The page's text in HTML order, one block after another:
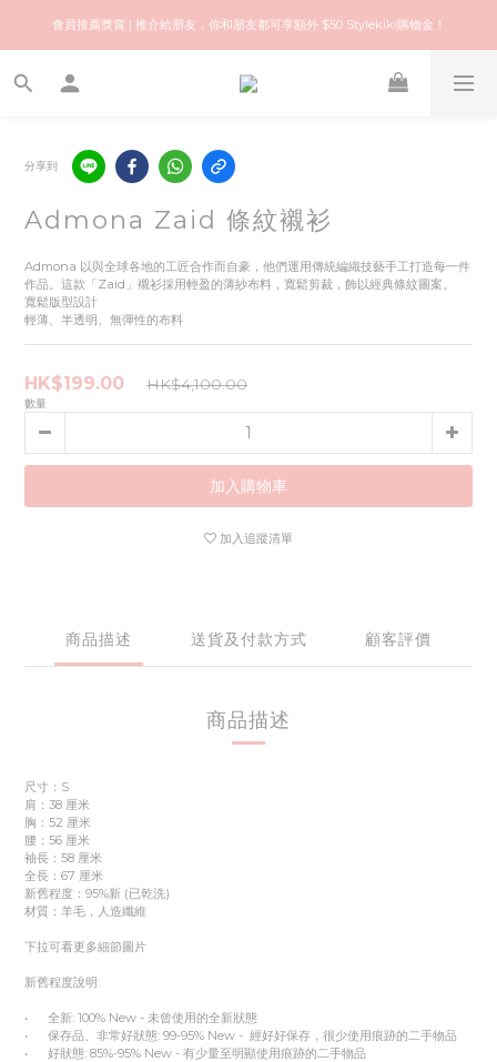
歡迎來到快樂的尋寶之旅！你可信賴的名牌中古店！優質保健美容產品推薦！
會員推薦獎賞 | 推介給朋友，你和朋友都可享額外 $50 Stylekiki購物金！
歡迎來到快樂的尋寶之旅！你可信賴的名牌中古店！優質保健美容產品推薦！
分享到
Admona Zaid 條紋襯衫
Admona 以與全球各地的工匠合作而自豪，他們運用傳統編織技藝手工打造每一件
作品。這款「Zaid」襯衫採用輕盈的薄紗布料，寬鬆剪裁，飾以經典條紋圖案。
寬鬆版型設計
輕薄、半透明、無彈性的布料
HK$199.00 HK$4,100.00
數量
加入購物車
加入追蹤清單
商品描述 送貨及付款方式 顧客評價
商品描述
尺寸：S
肩：38 厘米
胸：52 厘米
腰：56 厘米
袖長：58 厘米
全長：67 厘米
新舊程度：95%新 (已乾洗)
材質：羊毛，人造纖維
下拉可看更多細節圖片
新舊程度說明:
• 全新: 100% New - 未曾使用的全新狀態
• 保存品、非常好狀態: 99-95% New - 經好好保存，很少使用痕跡的二手物品
• 好狀態: 85%-95% New - 有少量至明顯使用痕跡的二手物品